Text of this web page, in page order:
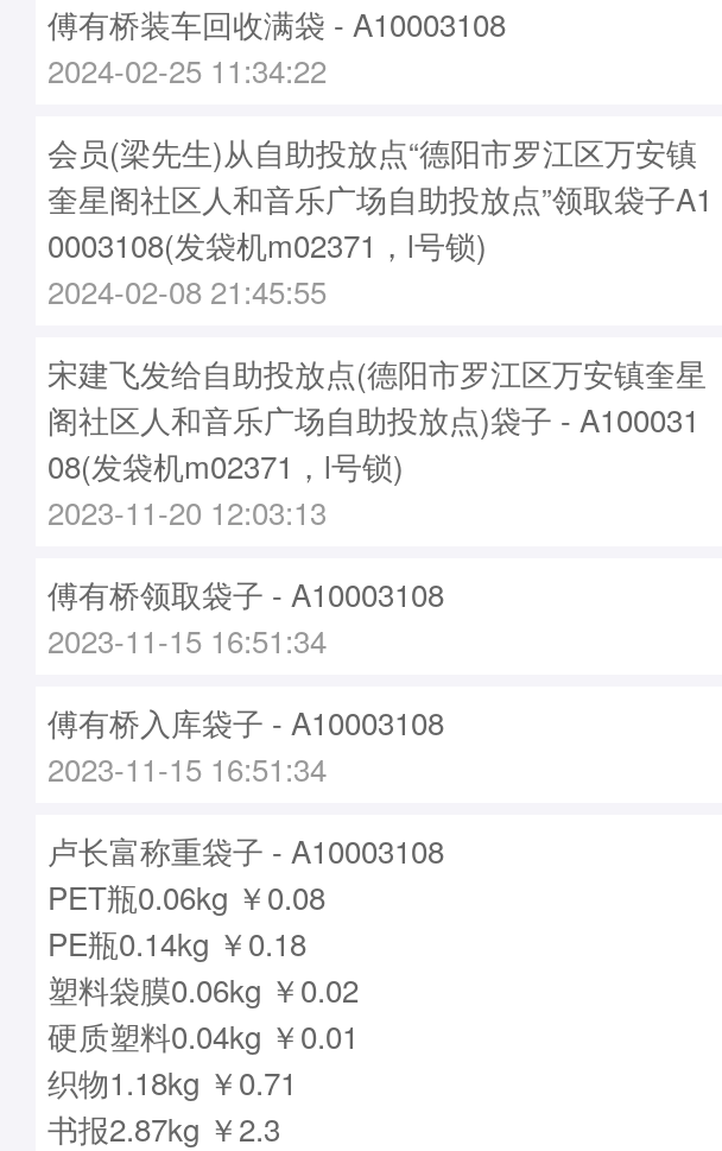
傅有桥装车回收满袋 - A10003108
2024-02-25 11:34:22
会员(梁先生)从自助投放点“德阳市罗江区万安镇
奎星阁社区人和音乐广场自助投放点”领取袋子A1
0003108(发袋机m02371，l号锁)
2024-02-08 21:45:55
宋建飞发给自助投放点(德阳市罗江区万安镇奎星
阁社区人和音乐广场自助投放点)袋子 - A100031
08(发袋机m02371，l号锁)
2023-11-20 12:03:13
傅有桥领取袋子 - A10003108
2023-11-15 16:51:34
傅有桥入库袋子 - A10003108
2023-11-15 16:51:34
卢长富称重袋子 - A10003108
PET瓶0.06kg ￥0.08
PE瓶0.14kg ￥0.18
塑料袋膜0.06kg ￥0.02
硬质塑料0.04kg ￥0.01
织物1.18kg ￥0.71
书报2.87kg ￥2.3